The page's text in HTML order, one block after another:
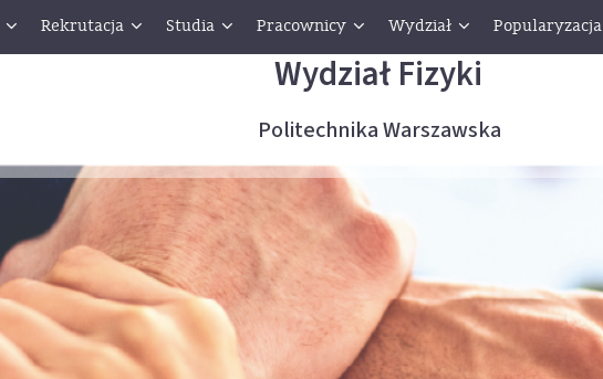
Rekrutacja Studia Pracownicy Wydział Popularyzacja
Wydział Fizyki
Politechnika Warszawska